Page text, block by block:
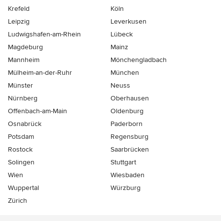
Krefeld
Köln
Leipzig
Leverkusen
Ludwigshafen-am-Rhein
Lübeck
Magdeburg
Mainz
Mannheim
Mönchen­gladbach
Mülheim-an-der-Ruhr
München
Münster
Neuss
Nürnberg
Oberhausen
Offenbach-am-Main
Oldenburg
Osnabrück
Paderborn
Potsdam
Regensburg
Rostock
Saarbrücken
Solingen
Stuttgart
Wien
Wiesbaden
Wuppertal
Würzburg
Zürich